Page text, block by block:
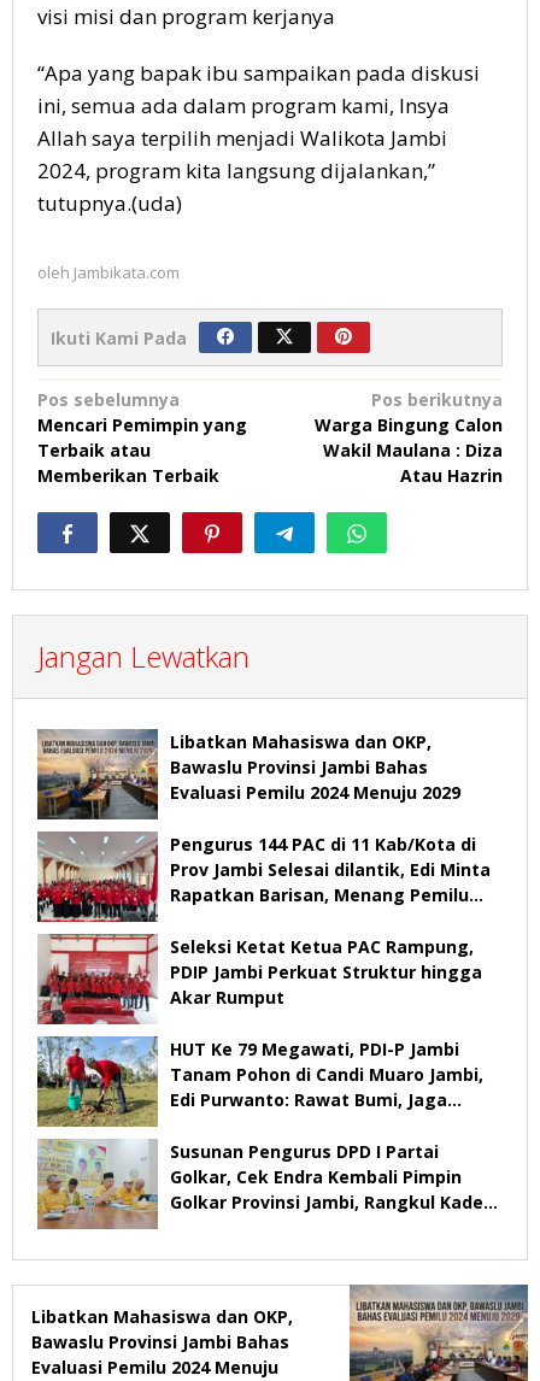
visi misi dan program kerjanya
“Apa yang bapak ibu sampaikan pada diskusi
ini, semua ada dalam program kami, Insya
Allah saya terpilih menjadi Walikota Jambi
2024, program kita langsung dijalankan,”
tutupnya.(uda)
oleh Jambikata.com
Ikuti Kami Pada
Navigasi
pos
Pos sebelumnya
Mencari Pemimpin yang
Terbaik atau
Memberikan Terbaik
Pos berikutnya
Warga Bingung Calon
Wakil Maulana : Diza
Atau Hazrin
Jangan Lewatkan
Libatkan Mahasiswa dan OKP,
Bawaslu Provinsi Jambi Bahas
Evaluasi Pemilu 2024 Menuju 2029
Pengurus 144 PAC di 11 Kab/Kota di
Prov Jambi Selesai dilantik, Edi Minta
Rapatkan Barisan, Menang Pemilu
Seleksi Ketat Ketua PAC Rampung,
PDIP Jambi Perkuat Struktur hingga
Akar Rumput
HUT Ke 79 Megawati, PDI-P Jambi
Tanam Pohon di Candi Muaro Jambi,
Edi Purwanto: Rawat Bumi, Jaga
Susunan Pengurus DPD I Partai
Golkar, Cek Endra Kembali Pimpin
Golkar Provinsi Jambi, Rangkul Kader
Libatkan Mahasiswa dan OKP,
Bawaslu Provinsi Jambi Bahas
Evaluasi Pemilu 2024 Menuju